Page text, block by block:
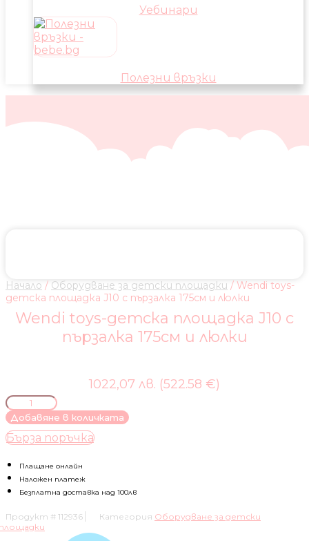
Уебинари
Полезни връзки
Начало / Оборудване за детски площадки / Wendi toys-
детска площадка J10 с пързалка 175см и люлки
Wendi toys-детска площадка J10 с
пързалка 175см и люлки
1022,07 лв. (522.58 €)
количество
за
Wendi
toys-
площадка
J10
с
175см
и
Добавяне в количката
Бърза поръчка
Плащане онлайн
Наложен платеж
Безплатна доставка над 100лв
Продукт # 112936 Категория Оборудване за детски